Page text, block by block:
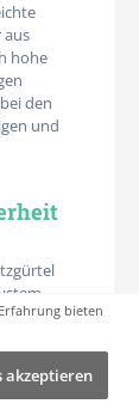
aus
hohe
den
und
Diese
lassen
bieten
akzeptieren